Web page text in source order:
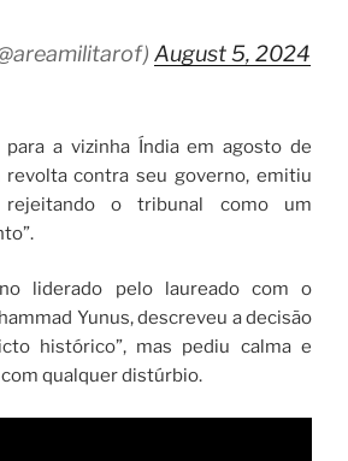
August 5, 2024
para a vizinha Índia em agosto de
revolta contra seu governo, emitiu
rejeitando o tribunal como um
liderado pelo laureado com o
Yunus, descreveu a decisão
histórico”, mas pediu calma e
qualquer distúrbio.